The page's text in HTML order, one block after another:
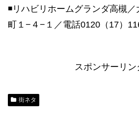
◾️リハビリホームグランダ高槻
町１−４−１／電話0120（17）
スポンサーリン
街ネタ